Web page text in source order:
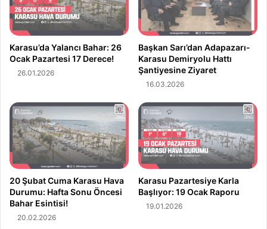
ı
r
ı
m
:
a
y
a
n
M
e
y
d
a
l
e
r
d
e
i
ş
F
a
t
D
e
Karasu’da Yalancı Bahar: 26
Ocak Pazartesi 17 Derece!
26.01.2026
Başkan Sarı’dan Adapazarı-
Karasu Demiryolu Hattı
Şantiyesine Ziyaret
16.03.2026
20 Şubat Cuma Karasu Hava
Durumu: Hafta Sonu Öncesi
Bahar Esintisi!
20.02.2026
Karasu Pazartesiye Karla
Başlıyor: 19 Ocak Raporu
19.01.2026